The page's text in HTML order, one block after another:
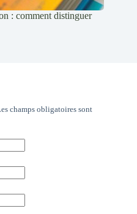
: comment distinguer
champs obligatoires sont